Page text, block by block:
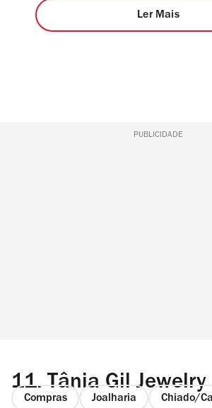
Ler Mais
PUBLICIDADE
11. Tânia Gil Jewelry
Compras Joalharia Chiado/